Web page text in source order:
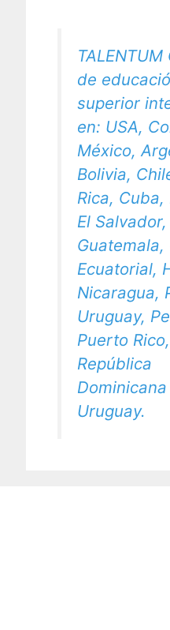
de
superior
en: USA,
México,
Bolivia,
Rica, Cuba,
El
Guatemala,
Ecuatorial,
Nicaragua,
Uruguay,
Puerto Rico,
República
Uruguay.